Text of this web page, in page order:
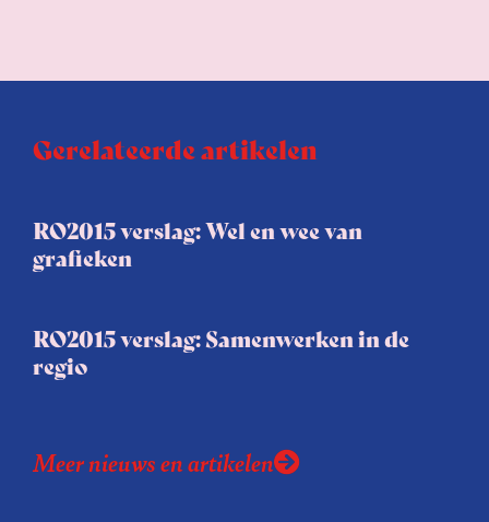
Gerelateerde artikelen
RO2015 verslag: Wel en wee van
grafieken
RO2015 verslag: Samenwerken in de
regio
Meer nieuws en artikelen